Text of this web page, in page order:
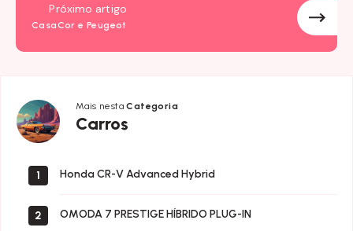
Próximo artigo
CasaCor e Peugeot
Mais nestaCategoria
Carros
Carros
1 Honda CR-V Advanced Hybrid
2 OMODA 7 PRESTIGE HÍBRIDO PLUG-IN